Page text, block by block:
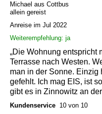
Michael aus Cottbus
allein gereist
Anreise im Jul 2022
Weiterempfehlung: ja
„Die Wohnung entspricht
Terrasse nach Westen.
man in der Sonne. Einzig
gefehlt. Ich mag EIS, ist
gibt es in Zinnowitz an
Kundenservice 10 von 10